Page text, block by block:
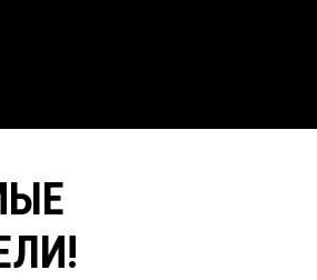
ДОСТУПНЫЕ ТИПОРАЗМЕРЫ